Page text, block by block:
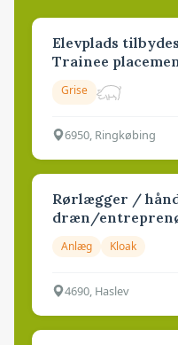
Elevplads
Trainee
Grise
6950, Ringkøbing
Rørlægger /
dræn/
Anlæg Kloak
4690, Haslev